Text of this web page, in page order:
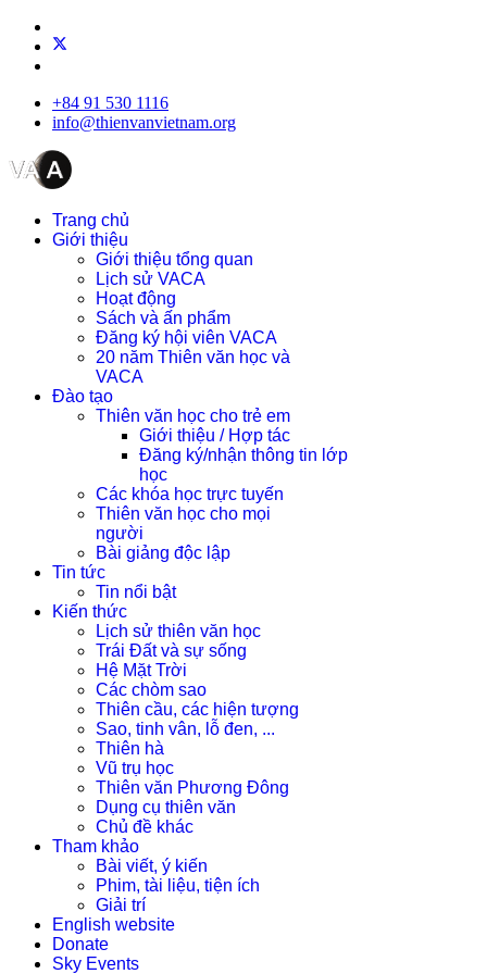
+84 91 530 1116
info@thienvanvietnam.org
Trang chủ
Giới thiệu
Giới thiệu tổng quan
Lịch sử VACA
Hoạt động
Sách và ấn phẩm
Đăng ký hội viên VACA
20 năm Thiên văn học và
VACA
Đào tạo
Thiên văn học cho trẻ em
Giới thiệu / Hợp tác
Đăng ký/nhận thông tin lớp
học
Các khóa học trực tuyến
Thiên văn học cho mọi
người
Bài giảng độc lập
Tin tức
Tin nổi bật
Kiến thức
Lịch sử thiên văn học
Trái Đất và sự sống
Hệ Mặt Trời
Các chòm sao
Thiên cầu, các hiện tượng
Sao, tinh vân, lỗ đen, ...
Thiên hà
Vũ trụ học
Thiên văn Phương Đông
Dụng cụ thiên văn
Chủ đề khác
Tham khảo
Bài viết, ý kiến
Phim, tài liệu, tiện ích
Giải trí
English website
Donate
Sky Events